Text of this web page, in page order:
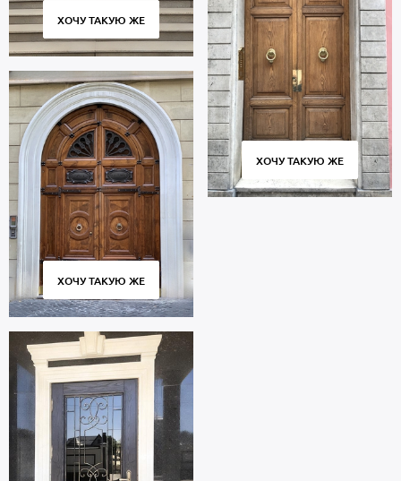
ХОЧУ ТАКУЮ ЖЕ
ХОЧУ ТАКУЮ ЖЕ
ХОЧУ ТАКУЮ ЖЕ